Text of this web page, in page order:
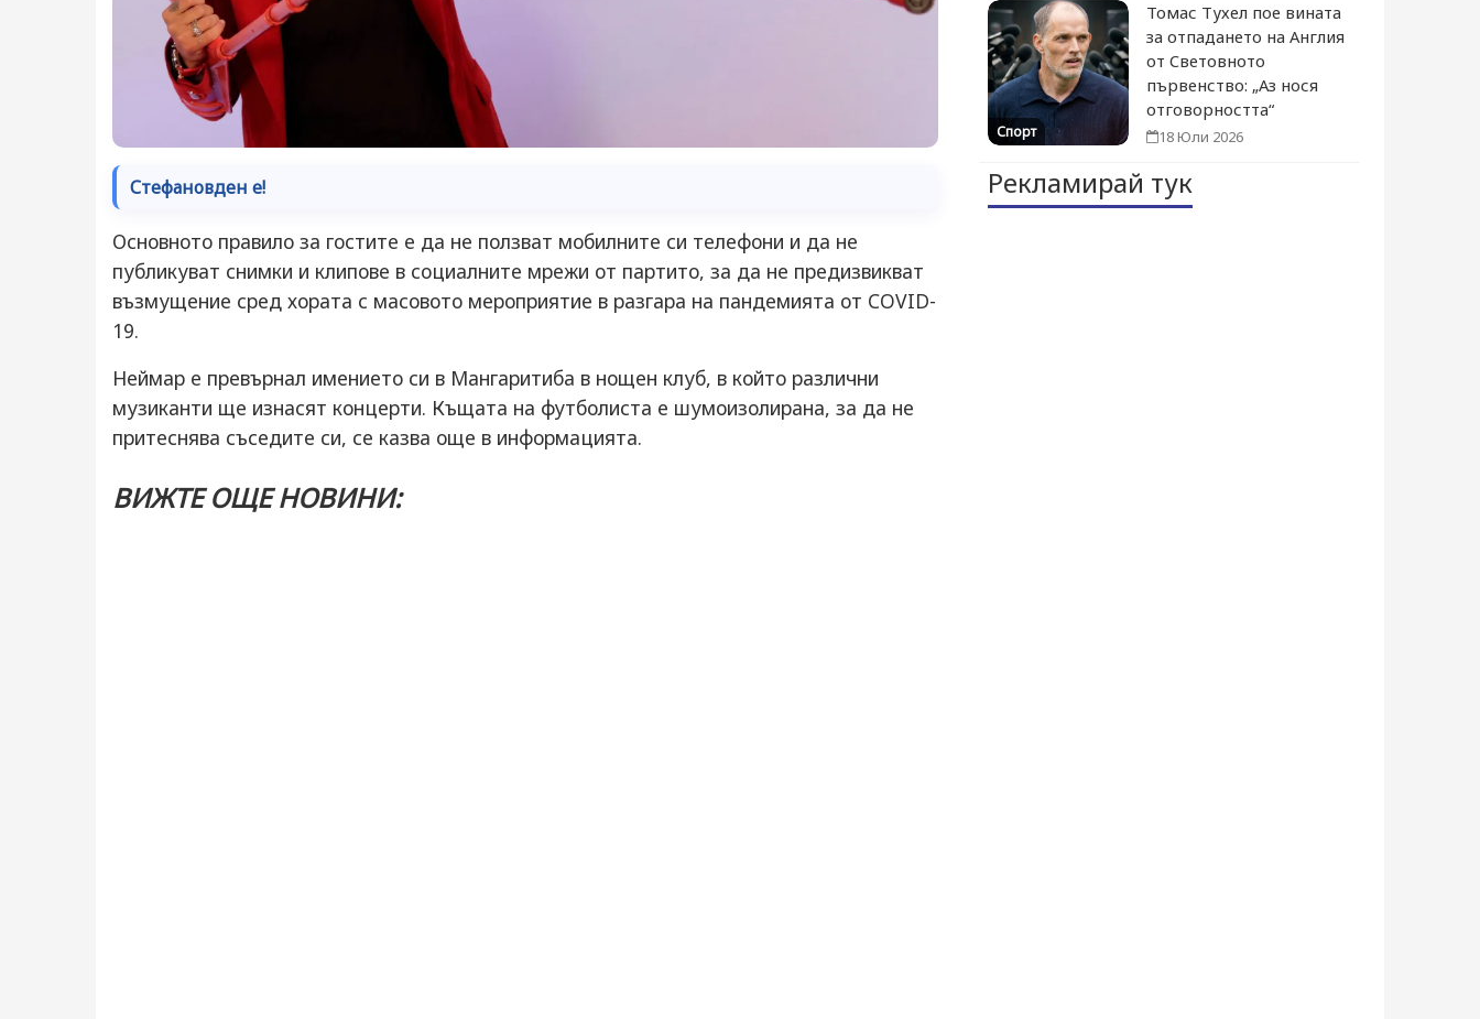
Стефановден е!
Основното правило за гостите е да не ползват мобилните си телефони и да не
публикуват снимки и клипове в социалните мрежи от партито, за да не предизвикват
възмущение сред хората с масовото мероприятие в разгара на пандемията от COVID-
19.
Неймар е превърнал имението си в Мангаритиба в нощен клуб, в който различни
музиканти ще изнасят концерти. Къщата на футболиста е шумоизолирана, за да не
притеснява съседите си, се казва още в информацията.
ВИЖТЕ ОЩЕ НОВИНИ:
Спорт
Томас Тухел пое вината
за отпадането на Англия
от Световното
първенство: „Аз нося
отговорността“
18 Юли 2026
Рекламирай тук